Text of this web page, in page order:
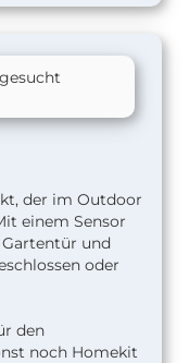
der im Outdoor
einem Sensor
und
oder
den
noch Homekit